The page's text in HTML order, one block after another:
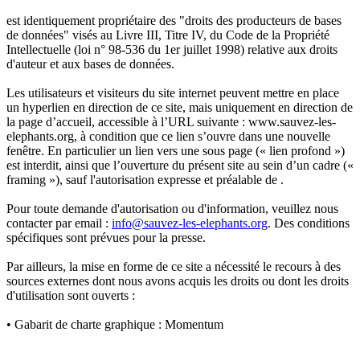
est identiquement propriétaire des "droits des producteurs de bases
de données" visés au Livre III, Titre IV, du Code de la Propriété
Intellectuelle (loi n° 98-536 du 1er juillet 1998) relative aux droits
d'auteur et aux bases de données.
Les utilisateurs et visiteurs du site internet peuvent mettre en place
un hyperlien en direction de ce site, mais uniquement en direction de
la page d’accueil, accessible à l’URL suivante : www.sauvez-les-
elephants.org, à condition que ce lien s’ouvre dans une nouvelle
fenêtre. En particulier un lien vers une sous page (« lien profond »)
est interdit, ainsi que l’ouverture du présent site au sein d’un cadre («
framing »), sauf l'autorisation expresse et préalable de .
Pour toute demande d'autorisation ou d'information, veuillez nous
contacter par email : info@sauvez-les-elephants.org. Des conditions
spécifiques sont prévues pour la presse.
Par ailleurs, la mise en forme de ce site a nécessité le recours à des
sources externes dont nous avons acquis les droits ou dont les droits
d'utilisation sont ouverts :
• Gabarit de charte graphique : Momentum